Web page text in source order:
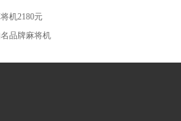
机2180元
品牌麻将机